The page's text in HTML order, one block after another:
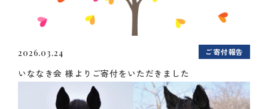
2026.03.24 ご寄付報告
いななき会 様よりご寄付をいただきました